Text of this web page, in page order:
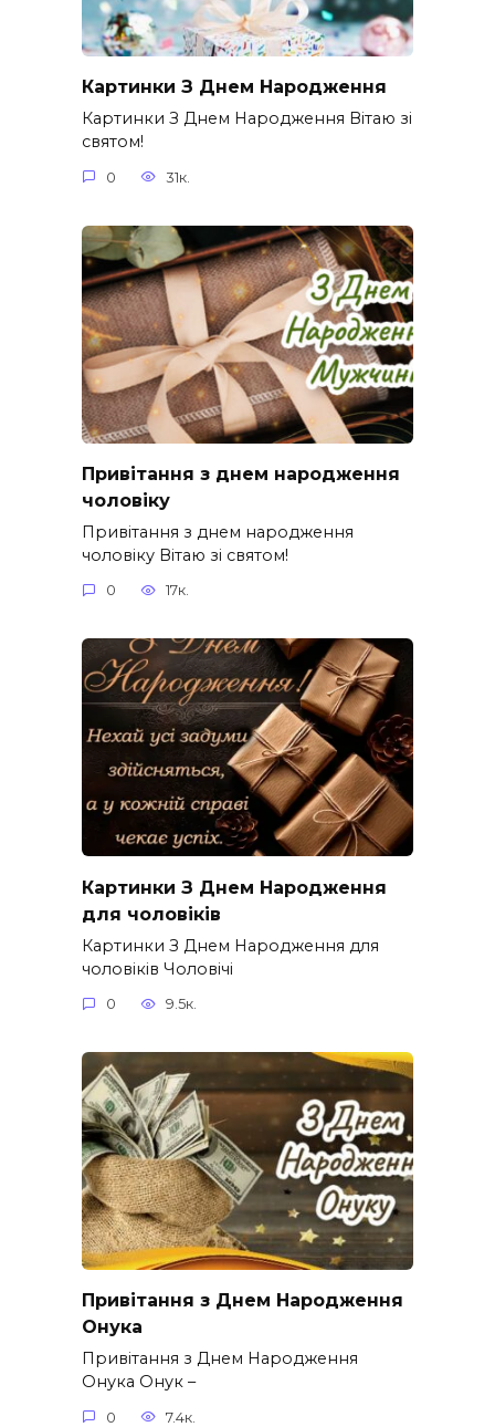
Картинки З Днем Народження
Картинки З Днем Народження Вітаю зі
святом!
0 31к.
Привітання з днем народження
чоловіку
Привітання з днем народження
чоловіку Вітаю зі святом!
0 17к.
Картинки З Днем Народження
для чоловіків​
Картинки З Днем Народження для
чоловіків​ Чоловічі
0 9.5к.
Привітання з Днем Народження
Онука
Привітання з Днем Народження
Онука Онук –
0 7.4к.